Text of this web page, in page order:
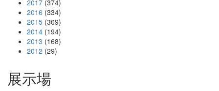
2017 (374)
2016 (334)
2015 (309)
2014 (194)
2013 (168)
2012 (29)
展示場